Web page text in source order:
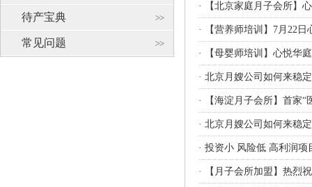
待产宝典
常见问题
· 【北京家庭月子会所】
· 【营养师培训】7月22
· 【母婴师培训】心悦华
· 北京月嫂公司如何来稳
· 【海淀月子会所】首家
· 北京月嫂公司如何来稳
· 投资小 风险低 高利润
· 【月子会所加盟】热烈